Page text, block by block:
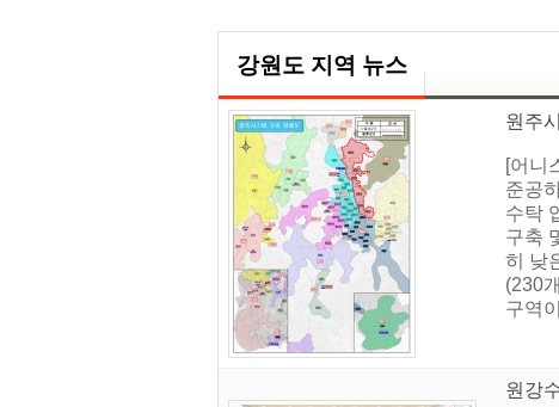
강원도 지역 뉴스
원주
[어니
준공
수탁
구축
히 낮
(230
구역
원강